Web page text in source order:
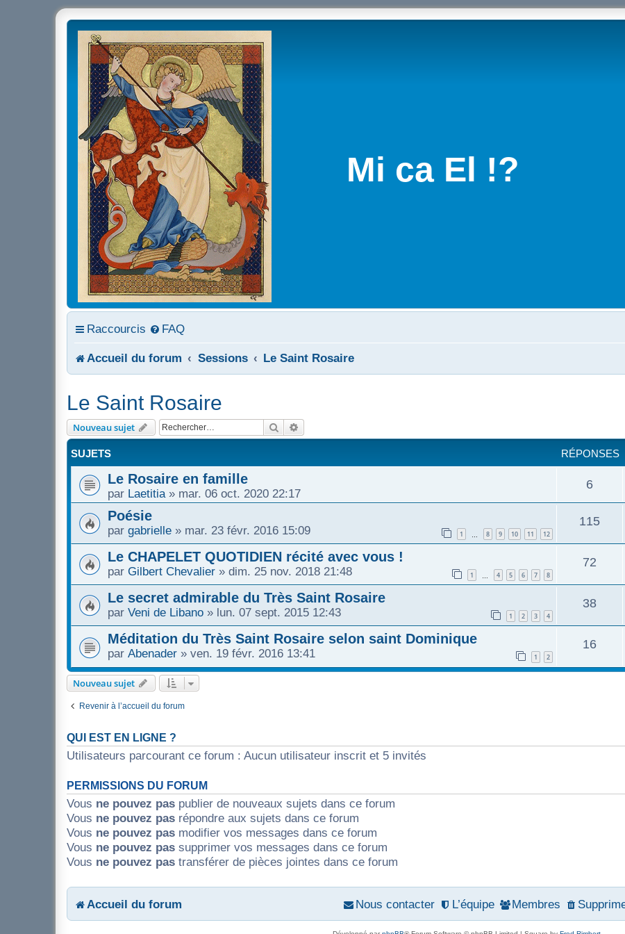
Mi ca El !?
Raccourcis FAQ
Accueil du forum Sessions Le Saint Rosaire
Le Saint Rosaire
Nouveau sujet Rechercher
SUJETS RÉPONSES
Le Rosaire en famille
par Laetitia » mar. 06 oct. 2020 22:17
6R
o
e
s
Poésie
par gabrielle » mar. 23 févr. 2016 15:09 1 … 8 9 10 11 12
115R
é
n
Le CHAPELET QUOTIDIEN récité avec vous !
par Gilbert Chevalier » dim. 25 nov. 2018 21:48 1 … 4 5 6 7 8
72
é
o
n
Le secret admirable du Très Saint Rosaire
par Veni de Libano » lun. 07 sept. 2015 12:43 1 2 3 4
38R
é
s
Méditation du Très Saint Rosaire selon saint Dominique
par Abenader » ven. 19 févr. 2016 13:41 1 2
16R
é
Nouveau sujet
Revenir à l’accueil du forum
QUI EST EN LIGNE ?
Utilisateurs parcourant ce forum : Aucun utilisateur inscrit et 5 invités
PERMISSIONS DU FORUM
Vous ne pouvez pas publier de nouveaux sujets dans ce forum
Vous ne pouvez pas répondre aux sujets dans ce forum
Vous ne pouvez pas modifier vos messages dans ce forum
Vous ne pouvez pas supprimer vos messages dans ce forum
Vous ne pouvez pas transférer de pièces jointes dans ce forum
Accueil du forum Membres
L’équipe
Nous contacter